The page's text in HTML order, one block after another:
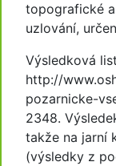
topografické
uzlování,
Výsledková
http://
pozarnicke-
2348.
takže na jarní
(výsledky z